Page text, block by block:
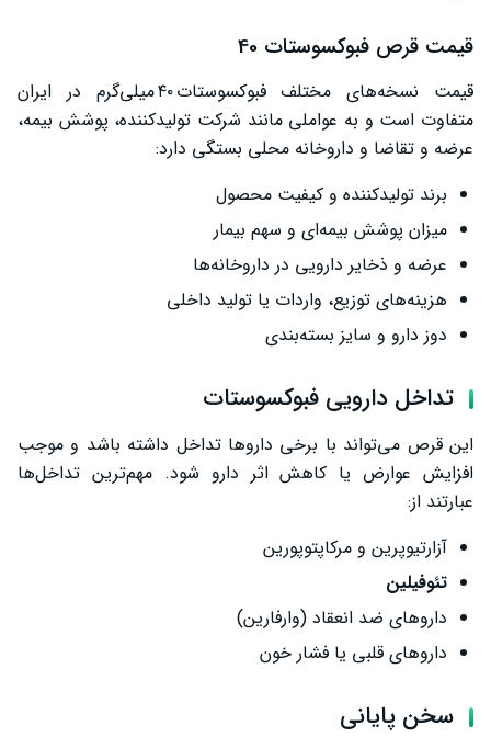
قیمت قرص فبوکسوستات 40
قیمت نسخه‌های مختلف فبوکسوستات ۴۰ میلی‌گرم در ایران
متفاوت است و به عواملی مانند شرکت تولیدکننده، پوشش بیمه،
عرضه و تقاضا و داروخانه محلی بستگی دارد:
برند تولیدکننده و کیفیت محصول
میزان پوشش بیمه‌ای و سهم بیمار
عرضه و ذخایر دارویی در داروخانه‌ها
هزینه‌های توزیع، واردات یا تولید داخلی
دوز دارو و سایز بسته‌بندی
تداخل دارویی فبوکسوستات
این قرص می‌تواند با برخی داروها تداخل داشته باشد و موجب
افزایش عوارض یا کاهش اثر دارو شود. مهم‌ترین تداخل‌ها
عبارتند از:
آزارتیوپرین و مرکاپتوپورین
تئوفیلین
داروهای ضد انعقاد (وارفارین)
داروهای قلبی یا فشار خون
سخن پایانی